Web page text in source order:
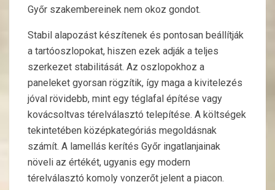
Győr szakembereinek nem okoz gondot.
Stabil alapozást készítenek és pontosan beállítják
a tartóoszlopokat, hiszen ezek adják a teljes
szerkezet stabilitását. Az oszlopokhoz a
paneleket gyorsan rögzítik, így maga a kivitelezés
jóval rövidebb, mint egy téglafal építése vagy
kovácsoltvas térelválasztó telepítése. A költségek
tekintetében középkategóriás megoldásnak
számít. A lamellás kerítés Győr ingatlanjainak
növeli az értékét, ugyanis egy modern
térelválasztó komoly vonzerőt jelent a piacon.